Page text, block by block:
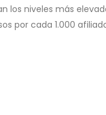
los niveles más
por cada 1.000